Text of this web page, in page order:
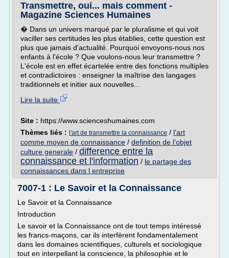
Transmettre, oui... mais comment -
Magazine Sciences Humaines
� Dans un univers marqué par le pluralisme et qui voit
vaciller ses certitudes les plus établies, cette question est
plus que jamais d'actualité. Pourquoi envoyons-nous nos
enfants à l'école ? Que voulons-nous leur transmettre ?
L'école est en effet écartelée entre des fonctions multiples
et contradictoires : enseigner la maîtrise des langages
traditionnels et initier aux nouvelles...
Lire la suite
Site : https://www.scienceshumaines.com
Thèmes liés : l'art de transmettre la connaissance / l'art
comme moyen de connaissance / definition de l'objet
culture generale / difference entre la
connaissance et l'information / le partage des
connaissances dans l entreprise
7007-1 : Le Savoir et la Connaissance
Le Savoir et la Connaissance
Introduction
Le savoir et la Connaissance ont de tout temps intéressé
les francs-maçons, car ils interfèrent fondamentalement
dans les domaines scientifiques, culturels et sociologique
tout en interpellant la conscience, la philosophie et le